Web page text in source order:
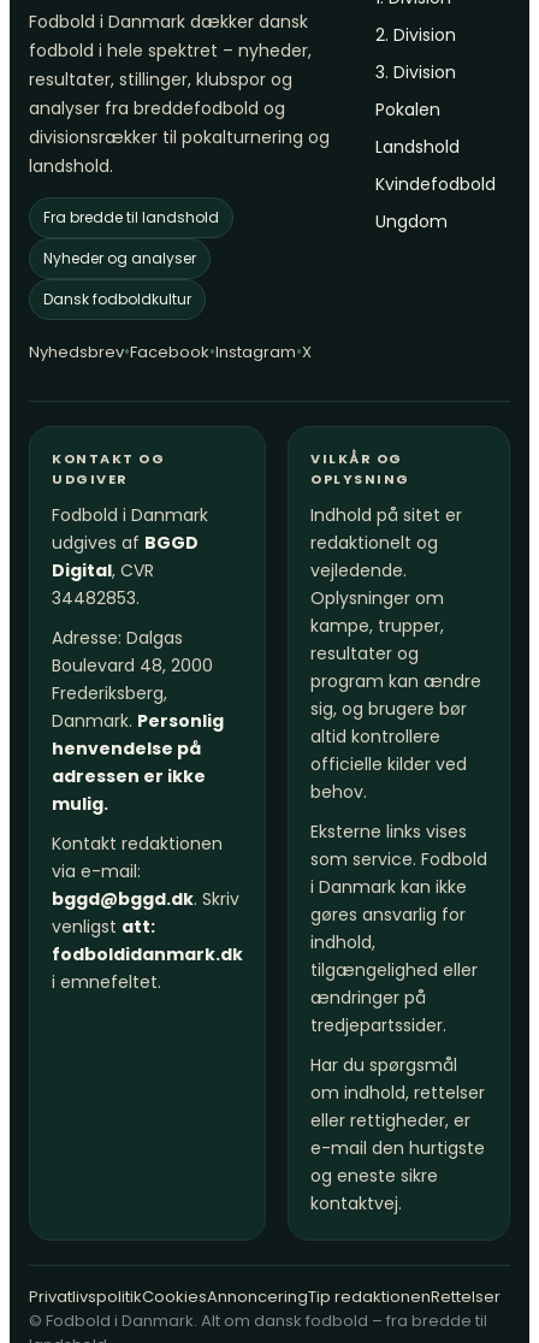
Fodbold i Danmark dækker dansk
fodbold i hele spektret – nyheder,
resultater, stillinger, klubspor og
analyser fra breddefodbold og
divisionsrækker til pokalturnering og
landshold.
Fra bredde til landshold
Nyheder og analyser
Dansk fodboldkultur
Nyhedsbrev•Facebook•Instagram•X
2. Division
3. Division
Pokalen
Landshold
Kvindefodbold
Ungdom
KONTAKT OG
UDGIVER
Fodbold i Danmark
udgives af BGGD
Digital, CVR
34482853.
Adresse: Dalgas
Boulevard 48, 2000
Frederiksberg,
Danmark. Personlig
henvendelse på
adressen er ikke
mulig.
Kontakt redaktionen
via e-mail:
bggd@bggd.dk. Skriv
venligst att:
fodboldidanmark.dk
i emnefeltet.
VILKÅR OG
OPLYSNING
Indhold på sitet er
redaktionelt og
vejledende.
Oplysninger om
kampe, trupper,
resultater og
program kan ændre
sig, og brugere bør
altid kontrollere
officielle kilder ved
behov.
Eksterne links vises
som service. Fodbold
i Danmark kan ikke
gøres ansvarlig for
indhold,
tilgængelighed eller
ændringer på
tredjepartssider.
Har du spørgsmål
om indhold, rettelser
eller rettigheder, er
e-mail den hurtigste
og eneste sikre
kontaktvej.
PrivatlivspolitikCookiesAnnonceringTip redaktionenRettelser
© Fodbold i Danmark. Alt om dansk fodbold – fra bredde til